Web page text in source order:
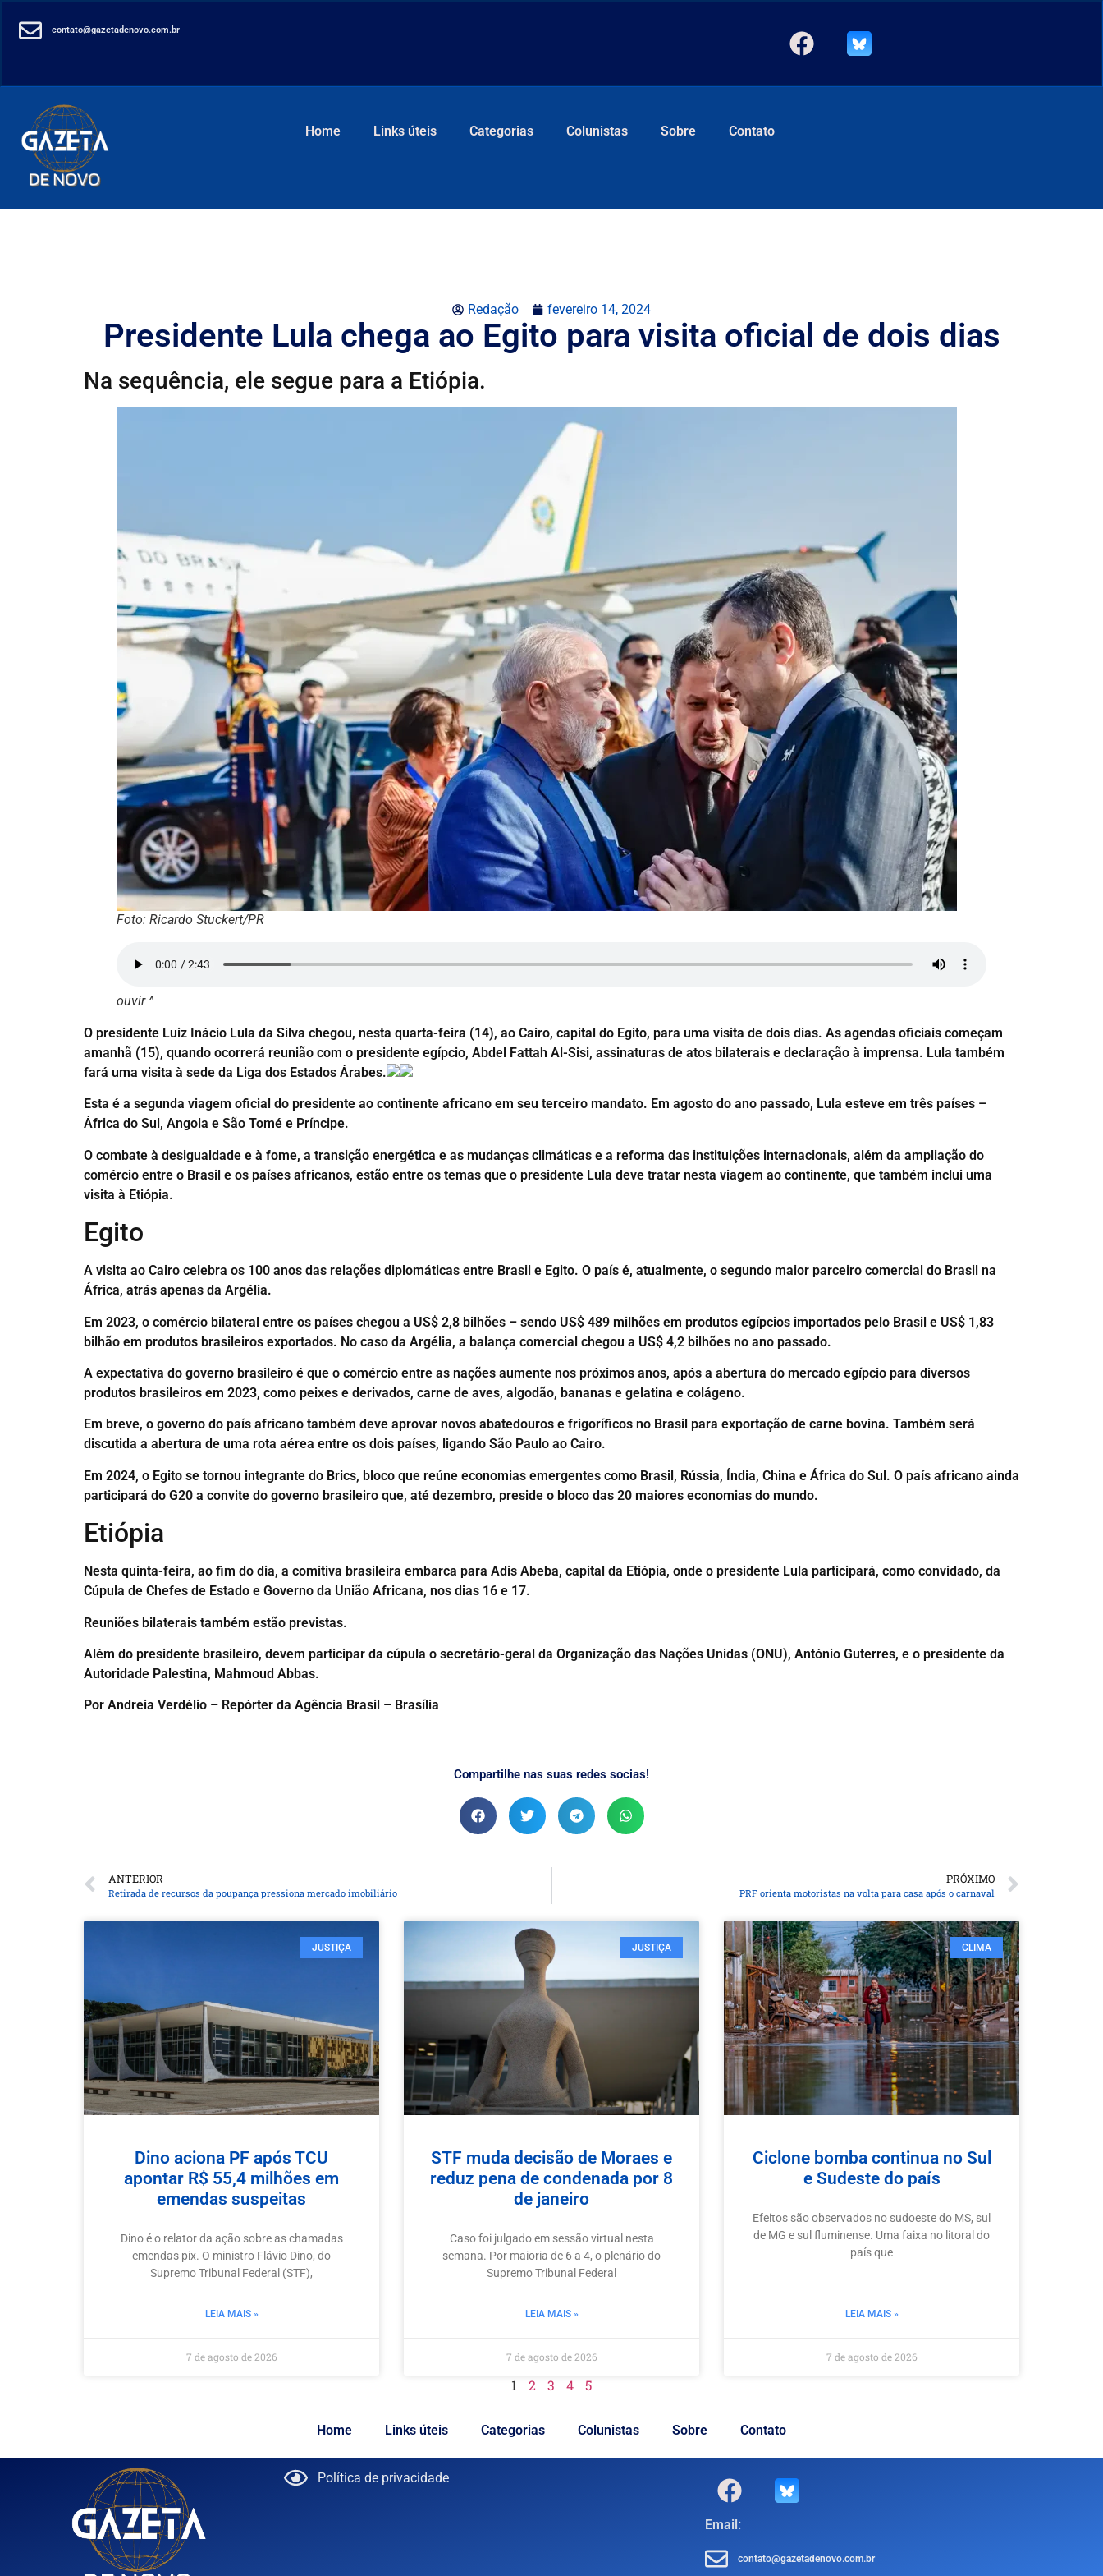
contato@gazetadenovo.com.br
Home Links úteis Categorias Colunistas Sobre Contato
Redação fevereiro 14, 2024
Presidente Lula chega ao Egito para visita oficial de dois dias
Na sequência, ele segue para a Etiópia.
Foto: Ricardo Stuckert/PR
ouvir ^
O presidente Luiz Inácio Lula da Silva chegou, nesta quarta-feira (14), ao Cairo, capital do Egito, para uma visita de dois dias. As agendas oficiais começam
amanhã (15), quando ocorrerá reunião com o presidente egípcio, Abdel Fattah Al-Sisi, assinaturas de atos bilaterais e declaração à imprensa. Lula também
fará uma visita à sede da Liga dos Estados Árabes.
Esta é a segunda viagem oficial do presidente ao continente africano em seu terceiro mandato. Em agosto do ano passado, Lula esteve em três países –
África do Sul, Angola e São Tomé e Príncipe.
O combate à desigualdade e à fome, a transição energética e as mudanças climáticas e a reforma das instituições internacionais, além da ampliação do
comércio entre o Brasil e os países africanos, estão entre os temas que o presidente Lula deve tratar nesta viagem ao continente, que também inclui uma
visita à Etiópia.
Egito
A visita ao Cairo celebra os 100 anos das relações diplomáticas entre Brasil e Egito. O país é, atualmente, o segundo maior parceiro comercial do Brasil na
África, atrás apenas da Argélia.
Em 2023, o comércio bilateral entre os países chegou a US$ 2,8 bilhões – sendo US$ 489 milhões em produtos egípcios importados pelo Brasil e US$ 1,83
bilhão em produtos brasileiros exportados. No caso da Argélia, a balança comercial chegou a US$ 4,2 bilhões no ano passado.
A expectativa do governo brasileiro é que o comércio entre as nações aumente nos próximos anos, após a abertura do mercado egípcio para diversos
produtos brasileiros em 2023, como peixes e derivados, carne de aves, algodão, bananas e gelatina e colágeno.
Em breve, o governo do país africano também deve aprovar novos abatedouros e frigoríficos no Brasil para exportação de carne bovina. Também será
discutida a abertura de uma rota aérea entre os dois países, ligando São Paulo ao Cairo.
Em 2024, o Egito se tornou integrante do Brics, bloco que reúne economias emergentes como Brasil, Rússia, Índia, China e África do Sul. O país africano ainda
participará do G20 a convite do governo brasileiro que, até dezembro, preside o bloco das 20 maiores economias do mundo.
Etiópia
Nesta quinta-feira, ao fim do dia, a comitiva brasileira embarca para Adis Abeba, capital da Etiópia, onde o presidente Lula participará, como convidado, da
Cúpula de Chefes de Estado e Governo da União Africana, nos dias 16 e 17.
Reuniões bilaterais também estão previstas.
Além do presidente brasileiro, devem participar da cúpula o secretário-geral da Organização das Nações Unidas (ONU), António Guterres, e o presidente da
Autoridade Palestina, Mahmoud Abbas.
Por Andreia Verdélio – Repórter da Agência Brasil – Brasília
Compartilhe nas suas redes socias!
ANTERIOR
Retirada de recursos da poupança pressiona mercado imobiliário
PRÓXIMO
PRF orienta motoristas na volta para casa após o carnaval
JUSTIÇA
Dino aciona PF após TCU
apontar R$ 55,4 milhões em
emendas suspeitas
Dino é o relator da ação sobre as chamadas
emendas pix. O ministro Flávio Dino, do
Supremo Tribunal Federal (STF),
LEIA MAIS »
7 de agosto de 2026
JUSTIÇA
STF muda decisão de Moraes e
reduz pena de condenada por 8
de janeiro
Caso foi julgado em sessão virtual nesta
semana. Por maioria de 6 a 4, o plenário do
Supremo Tribunal Federal
LEIA MAIS »
7 de agosto de 2026
CLIMA
Ciclone bomba continua no Sul
e Sudeste do país
Efeitos são observados no sudoeste do MS, sul
de MG e sul fluminense. Uma faixa no litoral do
país que
LEIA MAIS »
7 de agosto de 2026
1 2 3 4 5
Home Links úteis Categorias Colunistas Sobre Contato
Política de privacidade
Email:
contato@gazetadenovo.com.br